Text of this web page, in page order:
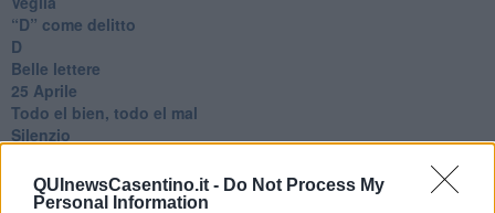
QUInewsCasentino.it - Do Not Process My
Personal Information
​“D” come delitto
D
Belle lettere
25 Aprile
Todo el bien, todo el mal
Silenzio
​L’Australiana
Le stelle del jazz